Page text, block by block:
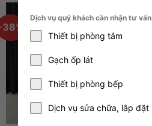
Dịch vụ quý khách cần nhận tư vấn
Thiết bị phòng tắm
Gạch ốp lát
Thiết bị phòng bếp
Dịch vụ sửa chữa, lắp đặt